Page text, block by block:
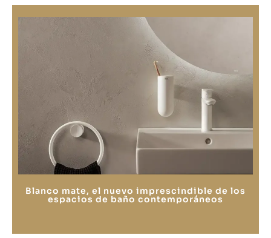
Blanco mate, el nuevo imprescindible de los
espacios de baño contemporáneos